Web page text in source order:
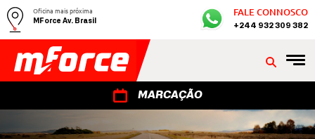
Oficina mais próxima
MForce Av. Brasil
FALE CONNOSCO
+244 932 309 382
MARCAÇÃO